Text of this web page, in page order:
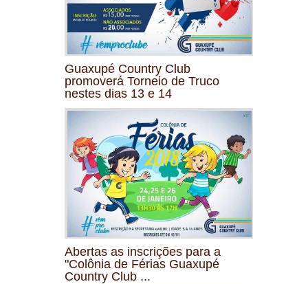
Guaxupé Country Club
promoverá Torneio de Truco
nestes dias 13 e 14
Abertas as inscrições para a
"Colônia de Férias Guaxupé
Country Club ...